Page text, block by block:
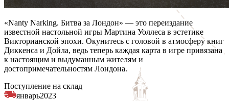
«Nanty Narking. Битва за Лондон» — это переиздание
известной настольной игры Мартина Уоллеса в эстетике
Викторианской эпохи. Окунитесь с головой в атмосферу книг
Диккенса и Дойла, ведь теперь каждая карта в игре привязана
к настоящим и выдуманным жителям и
достопримечательностям Лондона.
Поступление на склад
январь2023